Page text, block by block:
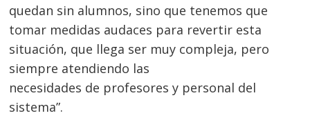
quedan sin alumnos, sino que tenemos que
tomar medidas audaces para revertir esta
situación, que llega ser muy compleja, pero
siempre atendiendo las
necesidades de profesores y personal del
sistema”.